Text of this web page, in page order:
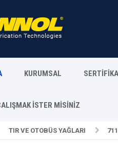
KURUMSAL
İSTER MİSİNİZ
TIR VE OTOBÜS YAĞLARI